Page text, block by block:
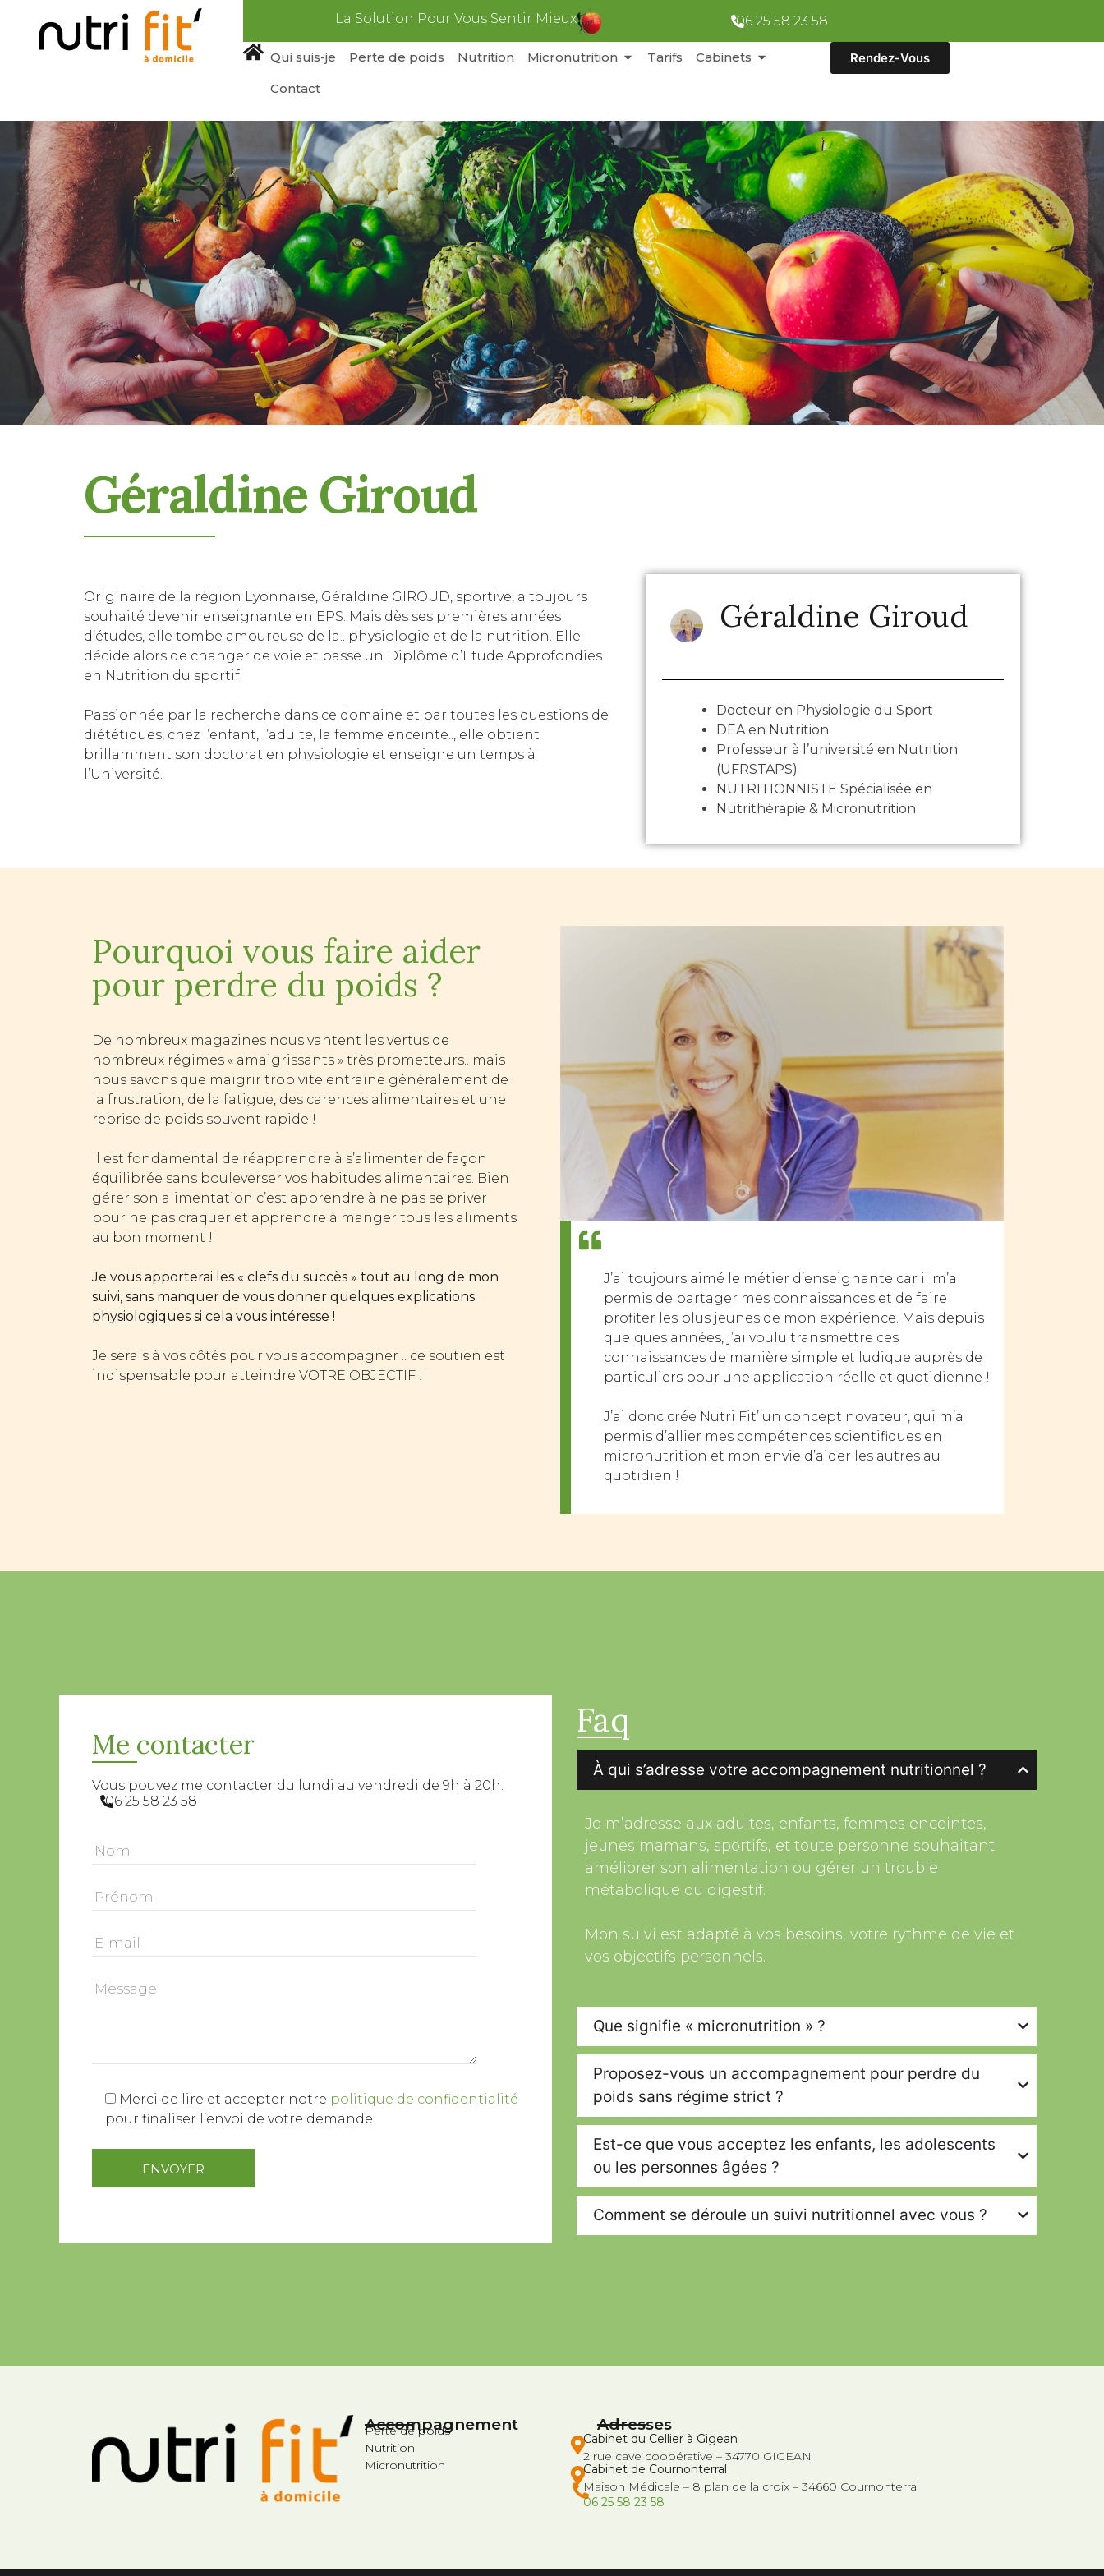
La Solution Pour Vous Sentir Mieux 06 25 58 23 58
Qui suis-je Perte de poids Nutrition Micronutrition Tarifs Cabinets
Contact
Rendez-Vous
Géraldine Giroud
Originaire de la région Lyonnaise, Géraldine GIROUD, sportive, a toujours
souhaité devenir enseignante en EPS. Mais dès ses premières années
d’études, elle tombe amoureuse de la.. physiologie et de la nutrition. Elle
décide alors de changer de voie et passe un Diplôme d’Etude Approfondies
en Nutrition du sportif.
Passionnée par la recherche dans ce domaine et par toutes les questions de
diététiques, chez l’enfant, l’adulte, la femme enceinte.., elle obtient
brillamment son doctorat en physiologie et enseigne un temps à
l’Université.
Géraldine Giroud
Docteur en Physiologie du Sport​
DEA en Nutrition
Professeur à l’université en Nutrition
(UFRSTAPS)​​
NUTRITIONNISTE ​​Spécialisée en
Nutrithérapie & Micronutrition
Pourquoi vous faire aider
pour perdre du poids ?
De nombreux magazines nous vantent les vertus de
nombreux régimes « amaigrissants » très prometteurs.. mais
nous savons que maigrir trop vite entraine généralement de
la frustration, de la fatigue, des carences alimentaires et une
reprise de poids souvent rapide !
Il est fondamental de réapprendre à s’alimenter de façon
équilibrée sans bouleverser vos habitudes alimentaires. Bien
gérer son alimentation c’est apprendre à ne pas se priver
pour ne pas craquer et apprendre à manger tous les aliments
au bon moment !
Je vous apporterai les « clefs du succès » tout au long de mon
suivi, sans manquer de vous donner quelques explications
physiologiques si cela vous intéresse !
Je serais à vos côtés pour vous accompagner .. ce soutien est
indispensable pour atteindre VOTRE OBJECTIF !
J’ai toujours aimé le métier d’enseignante car il m’a
permis de partager mes connaissances et de faire
profiter les plus jeunes de mon expérience. Mais depuis
quelques années, j’ai voulu transmettre ces
connaissances de manière simple et ludique auprès de
particuliers pour une application réelle et quotidienne !
J’ai donc crée Nutri Fit’ un concept novateur, qui m’a
permis d’allier mes compétences scientifiques en
micronutrition et mon envie d’aider les autres au
quotidien !
Me contacter
Vous pouvez me contacter du lundi au vendredi de 9h à 20h.
06 25 58 23 58
Merci de lire et accepter notre politique de confidentialité
pour finaliser l’envoi de votre demande
Faq
À qui s’adresse votre accompagnement nutritionnel ?
Je m’adresse aux adultes, enfants, femmes enceintes,
jeunes mamans, sportifs, et toute personne souhaitant
améliorer son alimentation ou gérer un trouble
métabolique ou digestif.
Mon suivi est adapté à vos besoins, votre rythme de vie et
vos objectifs personnels.
Que signifie « micronutrition » ?
Proposez-vous un accompagnement pour perdre du
poids sans régime strict ?
Est-ce que vous acceptez les enfants, les adolescents
ou les personnes âgées ?
Comment se déroule un suivi nutritionnel avec vous ?
Accompagnement
Perte de poids
Nutrition
Micronutrition
Adresses
Cabinet du Cellier à Gigean
2 rue cave coopérative – 34770 GIGEAN
Cabinet de Cournonterral
Maison Médicale – 8 plan de la croix – 34660 Cournonterral
06 25 58 23 58